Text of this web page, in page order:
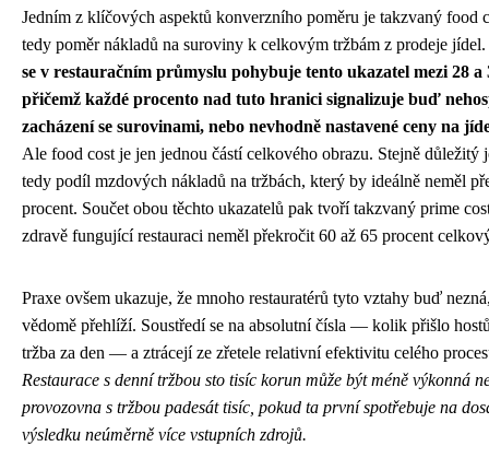
Jedním z klíčových aspektů konverzního poměru je takzvaný food
tedy poměr nákladů na suroviny k celkovým tržbám z prodeje jídel.
se v restauračním průmyslu pohybuje tento ukazatel mezi 28 a
přičemž každé procento nad tuto hranici signalizuje buď
zacházení se surovinami, nebo nevhodně nastavené ceny na
Ale food cost je jen jednou částí celkového obrazu. Stejně důležitý
tedy podíl mzdových nákladů na tržbách, který by ideálně neměl
procent. Součet obou těchto ukazatelů pak tvoří takzvaný prime
zdravě fungující restauraci neměl překročit 60 až 65 procent
Praxe ovšem ukazuje, že mnoho restauratérů tyto vztahy buď
vědomě přehlíží. Soustředí se na absolutní čísla — kolik přišlo
tržba za den — a ztrácejí ze zřetele relativní efektivitu celého
Restaurace s denní tržbou sto tisíc korun může být méně výkonná
provozovna s tržbou padesát tisíc, pokud ta první spotřebuje na
výsledku neúměrně více vstupních zdrojů.